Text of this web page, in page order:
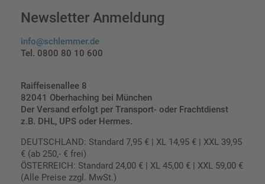
Newsletter Anmeldung
info@schlemmer.de
Tel. 0800 80 10 600
Raiffeisenallee 8
82041 Oberhaching bei München
Der Versand erfolgt per Transport- oder Frachtdienst
z.B. DHL, UPS oder Hermes.
DEUTSCHLAND: Standard 7,95 € | XL 14,95 € | XXL 39,95
€ (ab 250,- € frei)
ÖSTERREICH: Standard 24,00 € | XL 45,00 € | XXL 59,00 €
(Alle Preise zzgl. MwSt.)